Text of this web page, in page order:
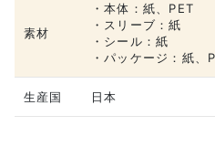
素材
・本体：紙、PET
・スリーブ：紙
・シール：紙
・パッケージ：紙、
生産国 日本